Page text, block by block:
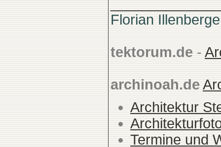
Florian
tektorum.de -
archinoah.de
Architektur
Termine und